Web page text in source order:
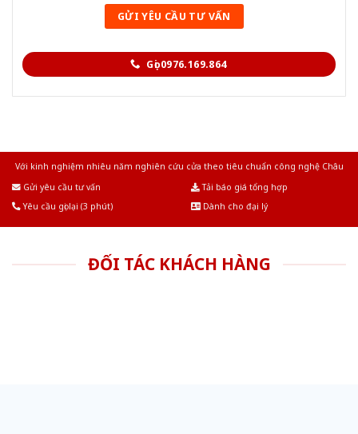
Gọi 0976.169.864
Với kinh nghiệm nhiêu năm nghiên cứu cửa theo tiêu chuẩn công nghệ Châu
Gửi yêu cầu tư vấn
Tải báo giá tổng hợp
Yêu cầu gọi lại (3 phút)
Dành cho đại lý
ĐỐI TÁC KHÁCH HÀNG